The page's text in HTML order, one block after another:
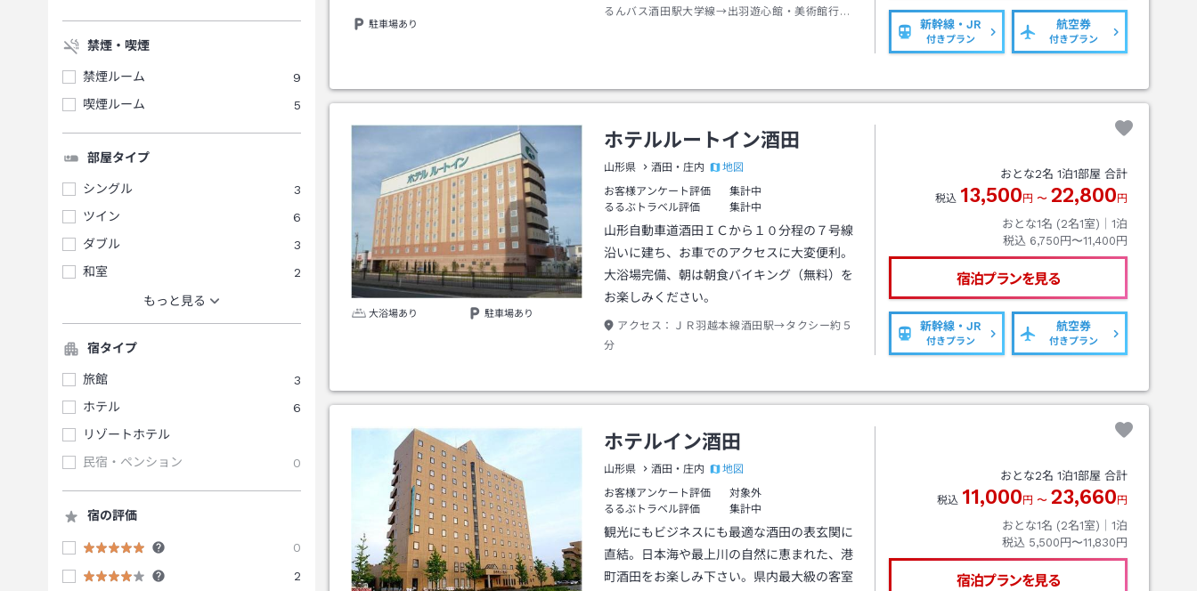
禁煙・喫煙
禁煙ルーム
9
喫煙ルーム
5
部屋タイプ
シングル
3
ツイン
6
ダブル
3
和室
2
もっと見る
宿タイプ
旅館
3
ホテル
6
リゾートホテル
民宿・ペンション
0
宿の評価
0
2
駐車場あり
るんバス酒田駅大学線→出羽遊心館・美術館行き
新幹線・JR
付きプラン
航空券
付きプラン
大浴場あり 駐車場あり
ホテルルートイン酒田
山形県 酒田・庄内
地図
お客様アンケート評価
集計中
るるぶトラベル評価
集計中
山形自動車道酒田ＩＣから１０分程の７号線
沿いに建ち、お車でのアクセスに大変便利。
大浴場完備、朝は朝食バイキング（無料）を
お楽しみください。
アクセス：
ＪＲ羽越本線酒田駅→タクシー約５
分
おとな2名 1泊1部屋 合計
税込 13,500 円 〜 22,800 円
おとな1名 (2名1室)｜ 1泊
税込 6,750円〜11,400円
宿泊プランを見る
新幹線・JR
付きプラン
航空券
付きプラン
ホテルイン酒田
山形県 酒田・庄内
地図
お客様アンケート評価
対象外
るるぶトラベル評価
集計中
観光にもビジネスにも最適な酒田の表玄関に
直結。日本海や最上川の自然に恵まれた、港
町酒田をお楽しみ下さい。県内最大級の客室
おとな2名 1泊1部屋 合計
税込 11,000 円 〜 23,660 円
おとな1名 (2名1室)｜ 1泊
税込 5,500円〜11,830円
宿泊プランを見る